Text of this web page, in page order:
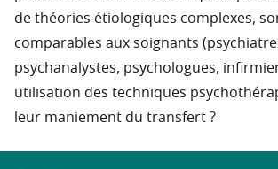
de théories étiologiques complexes,
comparables aux soignants
psychanalystes, psychologues,
utilisation des techniques
leur maniement du transfert ?